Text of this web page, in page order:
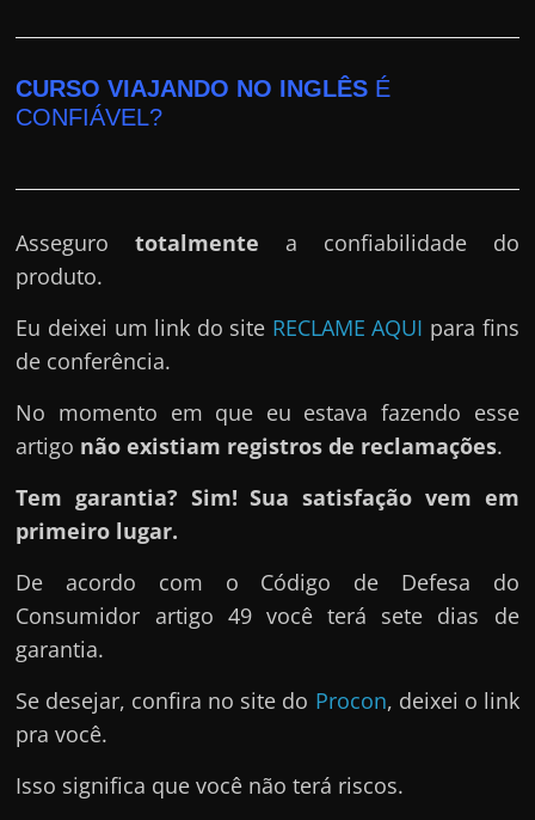
CURSO VIAJANDO NO INGLÊS É
CONFIÁVEL?
Assegurototalmente a confiabilidade do
produto.
Eu deixei um link do site RECLAME AQUI para fins
de conferência.
No momento em que eu estava fazendo esse
artigo não existiam registros de reclamações.
Tem garantia? Sim! Sua satisfação vem em
primeiro lugar.
De acordo com o Código de Defesa do
Consumidor artigo 49 você terá sete dias de
garantia.
Se desejar, confira no site do Procon, deixei o link
pra você.
Isso significa que você não terá riscos.